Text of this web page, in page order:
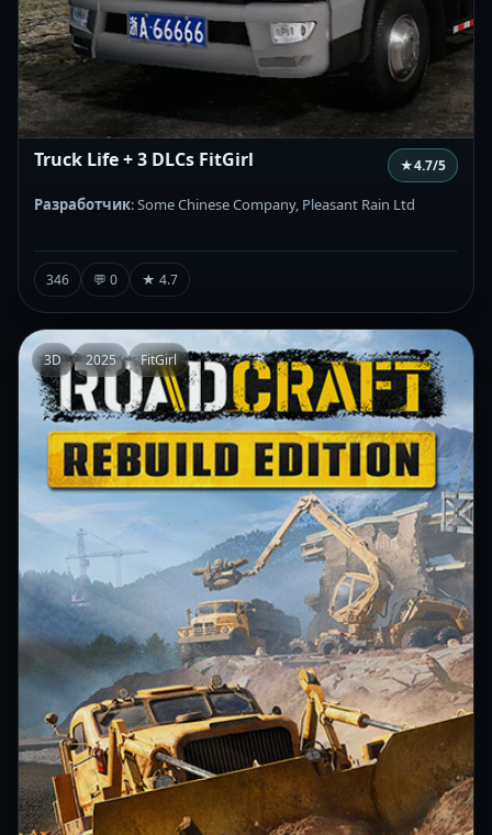
Truck Life + 3 DLCs FitGirl ★4.7/5
Разработчик: Some Chinese Company, Pleasant Rain Ltd
346 💬 0 ★ 4.7
3D 2025 FitGirl